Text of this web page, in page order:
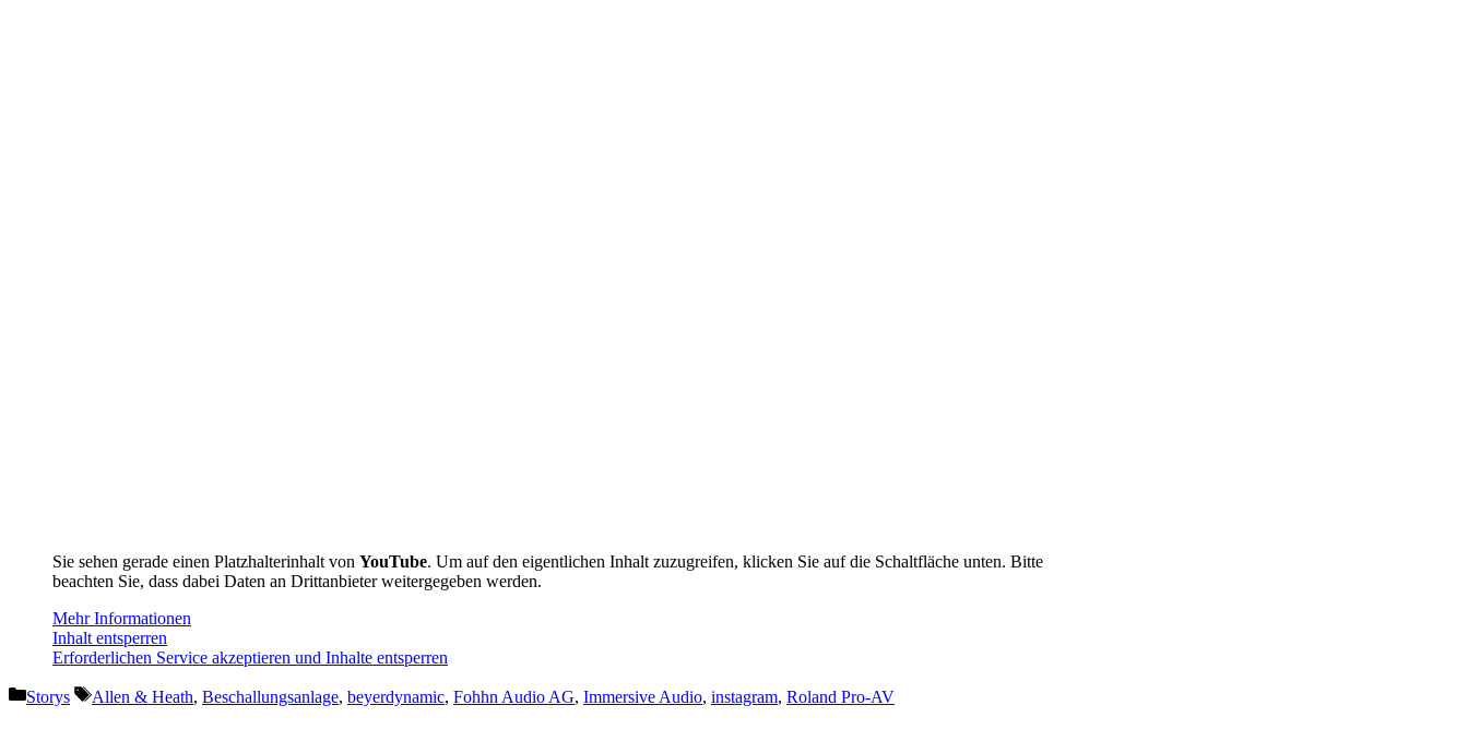
Sie sehen gerade einen Platzhalterinhalt von YouTube. Um auf den eigentlichen Inhalt zuzugreifen, klicken Sie auf die Schaltfläche unten. Bitte
beachten Sie, dass dabei Daten an Drittanbieter weitergegeben werden.
Mehr Informationen
Inhalt entsperren
Erforderlichen Service akzeptieren und Inhalte entsperren
Kategorien
Storys Schlagwörter
Allen & Heath, Beschallungsanlage, beyerdynamic, Fohhn Audio AG, Immersive Audio, instagram, Roland Pro-AV